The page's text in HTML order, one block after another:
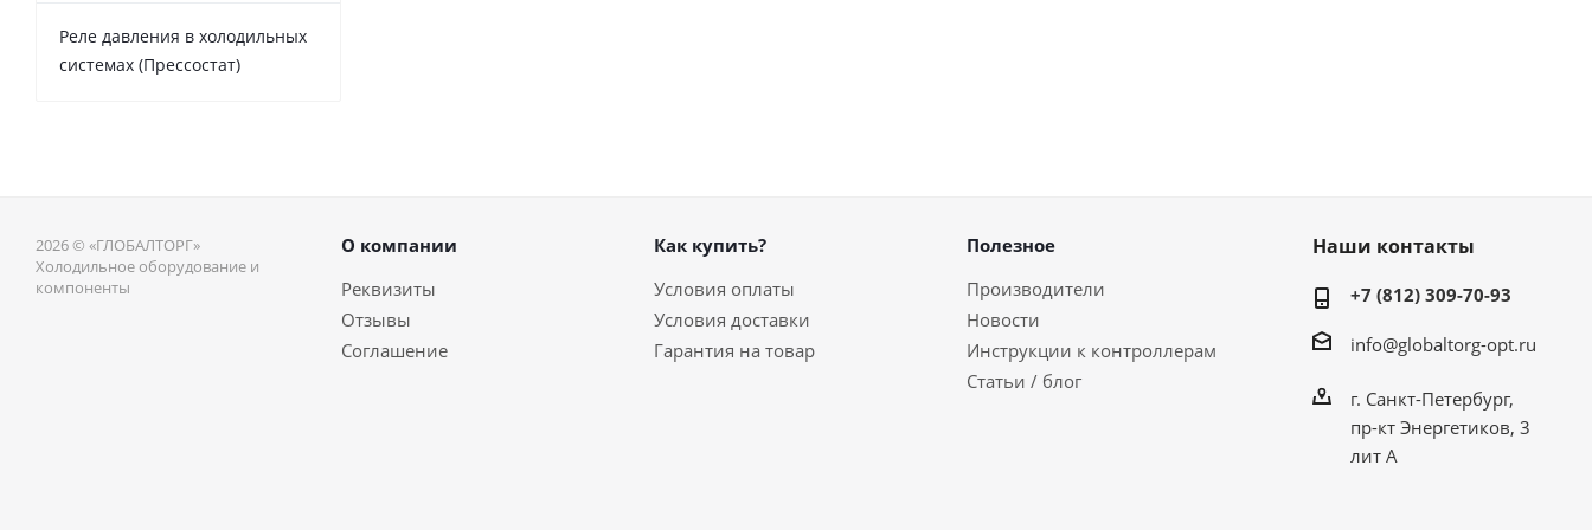
Реле давления в холодильных
системах (Прессостат)
2026 © «ГЛОБАЛТОРГ»
Холодильное оборудование и
компоненты
О компании
Реквизиты
Отзывы
Соглашение
Как купить?
Условия оплаты
Условия доставки
Гарантия на товар
Полезное
Производители
Новости
Инструкции к контроллерам
Статьи / блог
Наши контакты
+7 (812) 309-70-93
info@globaltorg-opt.ru
г. Санкт-Петербург,
пр-кт Энергетиков, 3
лит А